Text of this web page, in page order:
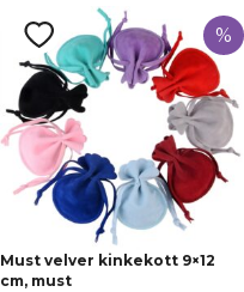
%
Must velver kinkekott 9×12
cm, must